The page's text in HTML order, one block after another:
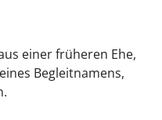
einer früheren Ehe,
Begleitnamens,